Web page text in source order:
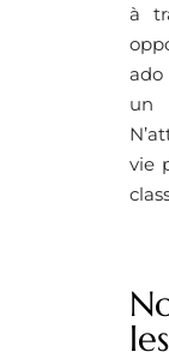
à
un
vie